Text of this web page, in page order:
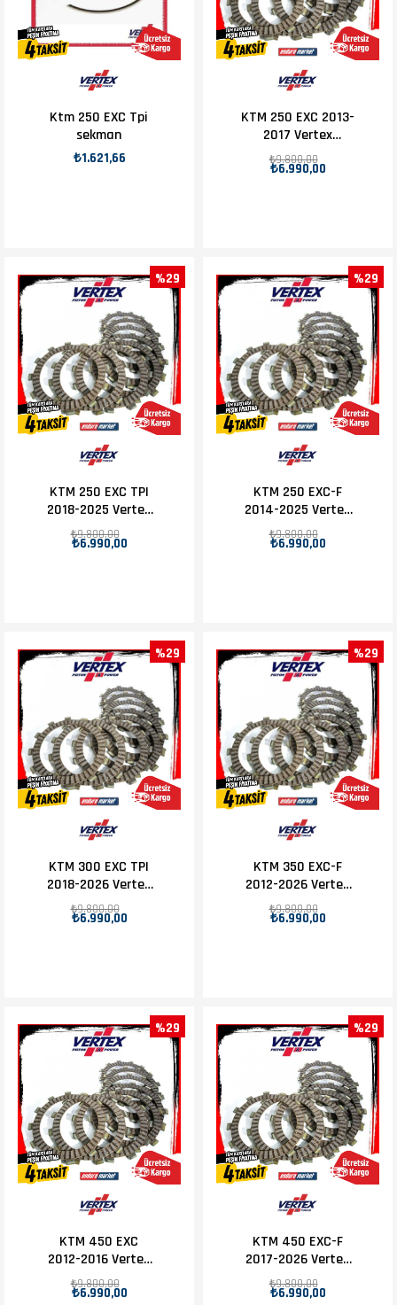
Ktm 250 EXC Tpi
sekman
₺1.621,66
KTM 250 EXC 2013-
2017 Vertex
Debriyaj Balatası
Set
₺6.990,00
₺9.800,00
KTM 250 EXC TPI
2018-2025 Vertex
Debriyaj Balatası
Set
₺6.990,00
₺9.800,00
%29
KTM 250 EXC-F
2014-2025 Vertex
Debriyaj Balatası
Set
₺6.990,00
₺9.800,00
%29
KTM 300 EXC TPI
2018-2026 Vertex
Debriyaj Balatası
Set
₺6.990,00
₺9.800,00
%29
KTM 350 EXC-F
2012-2026 Vertex
Debriyaj Balatası
Set
₺6.990,00
₺9.800,00
%29
KTM 450 EXC
2012-2016 Vertex
Debriyaj Balatası
Set
₺6.990,00
₺9.800,00
%29
KTM 450 EXC-F
2017-2026 Vertex
Debriyaj Balatası
Set
₺6.990,00
₺9.800,00
%29